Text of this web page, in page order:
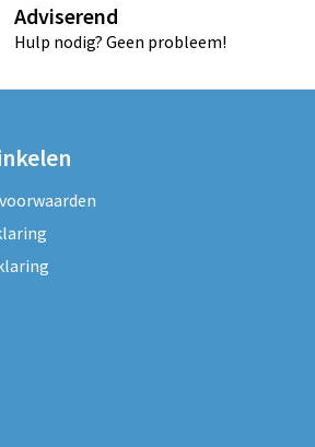
Adviserend
Hulp nodig? Geen probleem!